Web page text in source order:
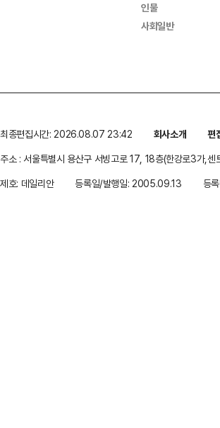
인물
사회일반
최종편집시간: 2026.08.07 23:42 회사소개 편
주소 : 서울특별시 용산구 서빙고로 17, 18층(한강로3가,센
제호: 데일리안
등록일/발행일: 2005.09.13 등